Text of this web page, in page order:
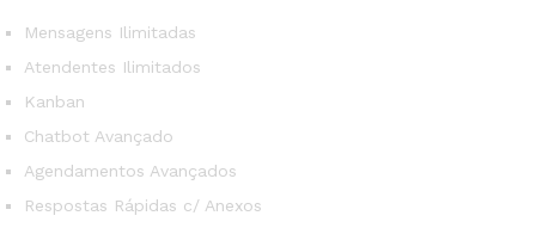
Mensagens Ilimitadas
Atendentes Ilimitados
Kanban
Chatbot Avançado
Agendamentos Avançados
Respostas Rápidas c/ Anexos